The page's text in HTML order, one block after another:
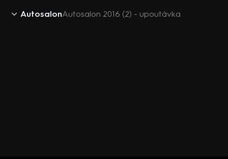
AutosalonAutosalon 2016 (2) - upoutávka